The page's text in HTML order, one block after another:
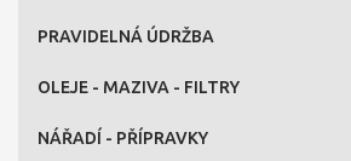
PRAVIDELNÁ ÚDRŽBA
OLEJE - MAZIVA - FILTRY
NÁŘADÍ - PŘÍPRAVKY